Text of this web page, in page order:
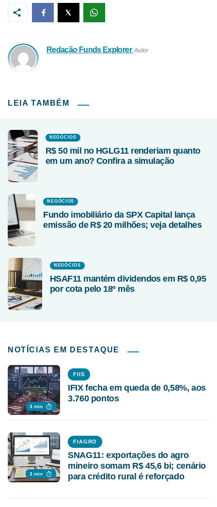
Redação Funds Explorer Autor
LEIA TAMBÉM
NEGÓCIOS
R$ 50 mil no HGLG11 renderiam quanto
em um ano? Confira a simulação
NEGÓCIOS
Fundo imobiliário da SPX Capital lança
emissão de R$ 20 milhões; veja detalhes
NEGÓCIOS
HSAF11 mantém dividendos em R$ 0,95
por cota pelo 18º mês
NOTÍCIAS EM DESTAQUE
3 min
FIIS
IFIX fecha em queda de 0,58%, aos
3.760 pontos
3 min
FIAGRO
SNAG11: exportações do agro
mineiro somam R$ 45,6 bi; cenário
para crédito rural é reforçado